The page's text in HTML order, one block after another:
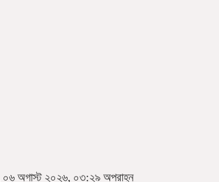
০৬ অগাস্ট ২০২৬, ০৩:২৯ অপরাহ্ন